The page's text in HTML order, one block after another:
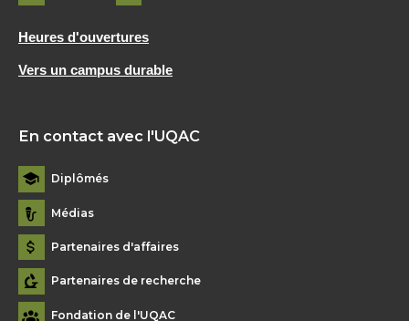
Heures d'ouvertures
Vers un campus durable
En contact avec l'UQAC
Diplômés
Médias
Partenaires d'affaires
Partenaires de recherche
Fondation de l'UQAC